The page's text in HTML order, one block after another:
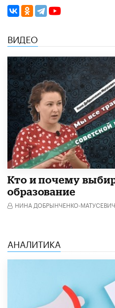
ВИДЕО
Кто и почему
образование
НИНА ДОБРЫНЧЕНКО-МАТУСЕВИЧ
АНАЛИТИКА